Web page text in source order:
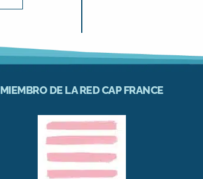
MIEMBRO DE LA RED CAP FRANCE